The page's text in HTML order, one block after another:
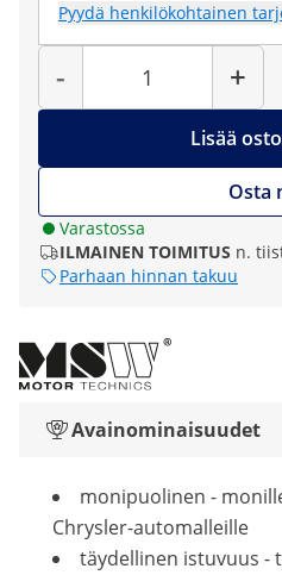
Pyydä henkilökohtainen
-
Määrä
+
Lisää
Osta
Varastossa
ILMAINEN TOIMITUS n.
Parhaan hinnan takuu
Avainominaisuudet
monipuolinen -
Chrysler-automalleille
täydellinen istuvuus -